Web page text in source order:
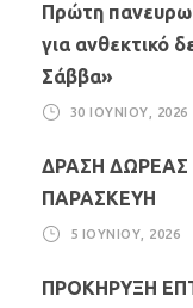
Πρώτη
για ανθεκτικό
Σάββα»
30 ΙΟΥΝΊΟΥ, 2026
ΔΡΑΣΗ
ΠΑΡΑΣΚΕΥΗ
5 ΙΟΥΝΊΟΥ, 2026
ΠΡΟΚΗΡΥΞΗ